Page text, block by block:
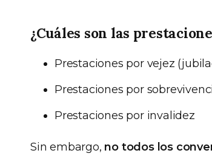
¿Cuáles son las
Prestaciones por vejez
Prestaciones por
Prestaciones por invalidez
Sin embargo, no todos los